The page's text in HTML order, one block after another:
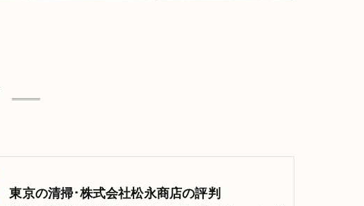
東京の清掃･株式会社松永商店の評判